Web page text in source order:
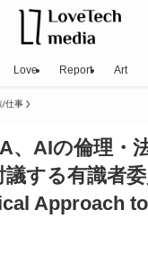
Love Report Art
/仕事
、AIの倫理・
議する有識者
Approach